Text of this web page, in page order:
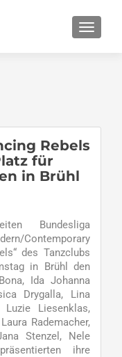
Rebels
für
in Brühl
Bundesliga
Contemporary
des Tanzclubs
in Brühl den
Ida Johanna
Drygalla, Lina
Liesenklas,
Rademacher,
Stenzel, Nele
ihre